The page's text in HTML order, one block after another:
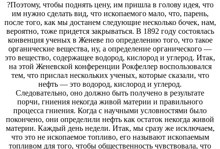
?Поэтому, чтобы поднять цену, им пришла в голову идея, что
им нужно сделать вид, что ископаемого мало, что, парень,
после того, как мы достанем следующие несколько бочек, нам,
вероятно, тоже придется закрываться. В 1892 году состоялась
конвенция ученых в Женеве по определению того, что такое
органические вещества, ну, а определение органического —
это вещество, содержащее водород, кислород и углерод. Итак,
на этой Женевской конференции Рокфеллер воспользовался
тем, что прислал нескольких ученых, которые сказали, что
нефть — это водород, кислород и углерод.
Следовательно, оно должно быть получено в результате
порчи, гниения некогда живой материи и правильного
процесса гниения. Когда с научными условностями было
покончено, они определили нефть как остаток некогда живой
материи. Каждый день недели. Итак, мы сразу же исключаем,
что это не ископаемое топливо, его называют ископаемым
топливом для того, чтобы общественность чувствовала, что